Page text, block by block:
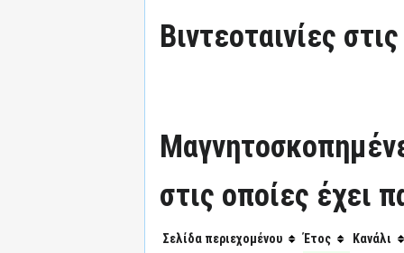
Βιντεοταινίες
στις οποίες έχει
Σελίδα περιεχομένου Έτος
Κανάλι